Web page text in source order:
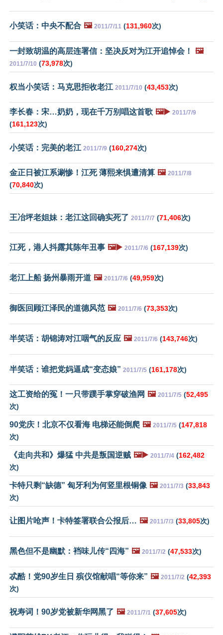
小笑话：中央不配合 🖼️ 2011/7/11 (131,960次)
一封致胡温的高层连署信：坚决反对为江开追悼会！ 🖼️
2011/7/10 (73,978次)
权当小笑话：马克思拒收老江 2011/7/10 (43,453次)
李长春：宋…奶奶，现在千万别唱这首歌 🖼️▶️ 2011/7/9
(161,123次)
小笑话：完美的老江 2011/7/9 (160,274次)
金正日被江系涮惨！江死 薄熙来惧遭清算 🖼️ 2011/7/8
(70,840次)
王冶坪老姐妹：老江这回确实死了 2011/7/7 (71,406次)
江死，港人抖露其陈年丑事 🖼️▶️ 2011/7/6 (167,139次)
老江上船 扬州暴雨开道 🖼️ 2011/7/6 (49,959次)
御医回顾江泽民的道德风范 🖼️ 2011/7/6 (73,353次)
半笑话：胡锦涛对江咽气的反应 🖼️ 2011/7/6 (143,746次)
半笑话：谁把党妈逼成“变态娘” 2011/7/5 (161,178次)
这工资给的冤！一只带蹼手掌穿破渔网 🖼️ 2011/7/5 (52,495
次)
90党庆！北京不仅看海 电梯还能倒爬 🖼️ 2011/7/5 (147,818
次)
《走向共和》爆猛 中共是叛国逆贼 🖼️▶️ 2011/7/4 (162,482
次)
卡特只剩“缺德” 匈牙利为何竖里根铜像 🖼️ 2011/7/3 (33,843
次)
让图片呛声！卡特签署联合公报后… 🖼️ 2011/7/3 (33,805次)
黑色但不是幽默：裆味儿传“四海” 🖼️ 2011/7/2 (47,533次)
忒酷！党90岁生日 殡仪馆献唱“等你来” 🖼️ 2011/7/2 (42,393
次)
祝寿词！90岁党被新华网黑了 🖼️ 2011/7/1 (37,605次)